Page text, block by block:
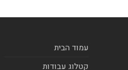
עמוד הבית
קטלוג עבודות